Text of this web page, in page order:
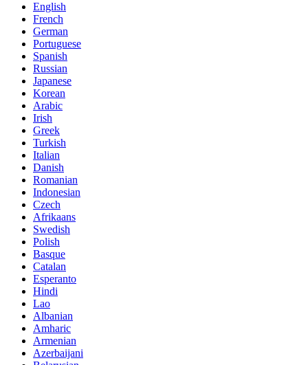
English
French
German
Portuguese
Spanish
Russian
Japanese
Korean
Arabic
Irish
Greek
Turkish
Italian
Danish
Romanian
Indonesian
Czech
Afrikaans
Swedish
Polish
Basque
Catalan
Esperanto
Hindi
Lao
Albanian
Amharic
Armenian
Azerbaijani